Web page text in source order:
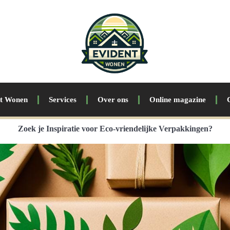
Wonen Services Over ons Online magazine
Zoek je Inspiratie voor Eco-vriendelijke Verpakkingen?